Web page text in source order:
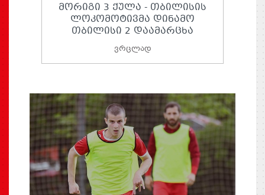
ᲛᲝᲠᲘᲒᲘ 3 ᲥᲣᲚᲐ - ᲗᲑᲘᲚᲘᲡᲘᲡ
ᲚᲝᲙᲝᲛᲝᲢᲘᲕᲛᲐ ᲓᲘᲜᲐᲛᲝ
ᲗᲑᲘᲚᲘᲡᲘ 2 ᲓᲐᲐᲛᲐᲠᲪᲮᲐ
ვრცლად